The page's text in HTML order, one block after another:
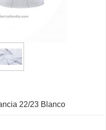
22/23 Blanco